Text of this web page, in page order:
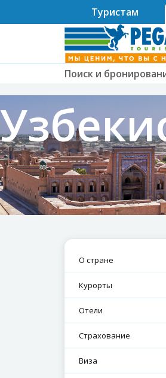
Туристам
Поиск и
О стране
Курорты
Отели
Страхование
Виза